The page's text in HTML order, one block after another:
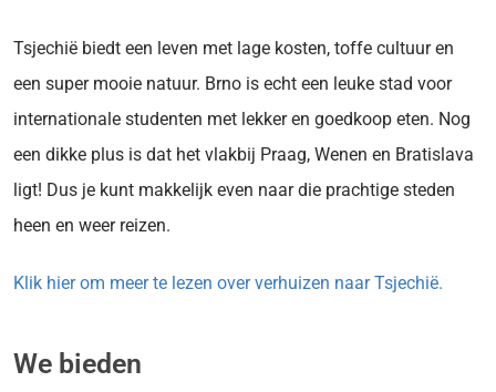
Tsjechië biedt een leven met lage kosten, toffe cultuur en
een super mooie natuur. Brno is echt een leuke stad voor
internationale studenten met lekker en goedkoop eten. Nog
een dikke plus is dat het vlakbij Praag, Wenen en Bratislava
ligt! Dus je kunt makkelijk even naar die prachtige steden
heen en weer reizen.
Klik hier om meer te lezen over verhuizen naar Tsjechië.
We bieden